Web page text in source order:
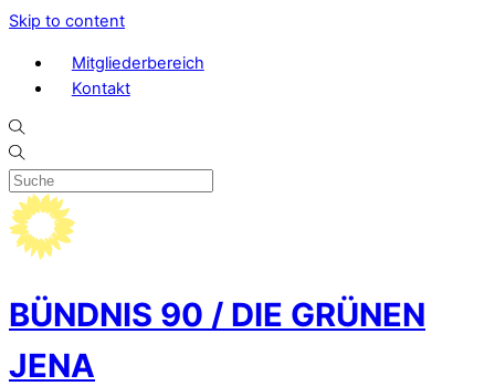
Skip to content
Mitgliederbereich
Kontakt
BÜNDNIS 90 / DIE GRÜNEN
JENA